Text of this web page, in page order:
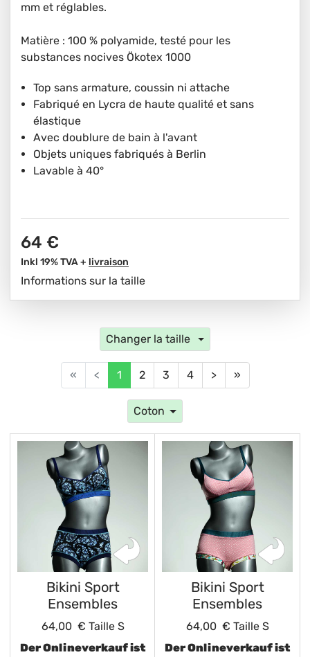
mm et réglables.
Matière : 100 % polyamide, testé pour les
substances nocives Ökotex 1000
Top sans armature, coussin ni attache
Fabriqué en Lycra de haute qualité et sans
élastique
Avec doublure de bain à l'avant
Objets uniques fabriqués à Berlin
Lavable à 40°
64 €
Inkl 19% TVA + livraison
Informations sur la taille
Changer la taille
« < 1 2 3 4 > »
Coton
Bikini Sport
Ensembles
64,00 € Taille S
Der Onlineverkauf ist
Bikini Sport
Ensembles
64,00 € Taille S
Der Onlineverkauf ist